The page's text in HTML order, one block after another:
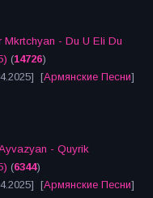
Mkrtchyan - Du U Eli Du
(14726)
[Армянские Песни]
- Quyrik
(6344)
[Армянские Песни]